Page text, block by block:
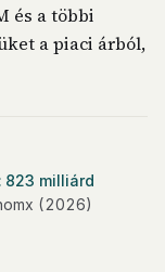
és a többi
a piaci árból,
823 milliárd
(2026)